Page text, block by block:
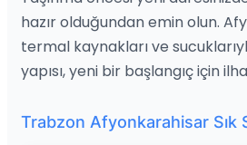
hazır olduğundan emin olun.
termal kaynakları ve
yapısı, yeni bir başlangıç için
Trabzon Afyonkarahisar Sık